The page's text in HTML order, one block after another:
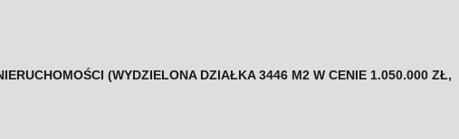
(WYDZIELONA DZIAŁKA 3446 M2 W CENIE 1.050.000 ZŁ,